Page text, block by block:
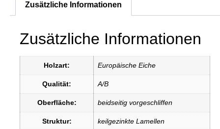
Zusätzliche Informationen
Zusätzliche Informationen
Holzart: Europäische Eiche
Qualität: A/B
Oberfläche: beidseitig vorgeschliffen
Struktur: keilgezinkte Lamellen